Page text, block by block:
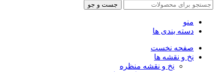
جست و جو
منو
دسته بندی ها
صفحه نخست
نخ و نقشه ها
نخ و نقشه منظره